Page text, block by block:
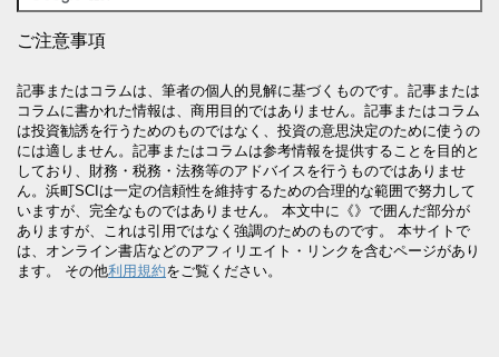
ご注意事項
記事またはコラムは、筆者の個人的見解に基づくものです。記事または
コラムに書かれた情報は、商用目的ではありません。記事またはコラム
は投資勧誘を行うためのものではなく、投資の意思決定のために使うの
には適しません。記事またはコラムは参考情報を提供することを目的と
しており、財務・税務・法務等のアドバイスを行うものではありませ
ん。浜町SCIは一定の信頼性を維持するための合理的な範囲で努力して
いますが、完全なものではありません。 本文中に《》で囲んだ部分が
ありますが、これは引用ではなく強調のためのものです。 本サイトで
は、オンライン書店などのアフィリエイト・リンクを含むページがあり
ます。 その他利用規約をご覧ください。